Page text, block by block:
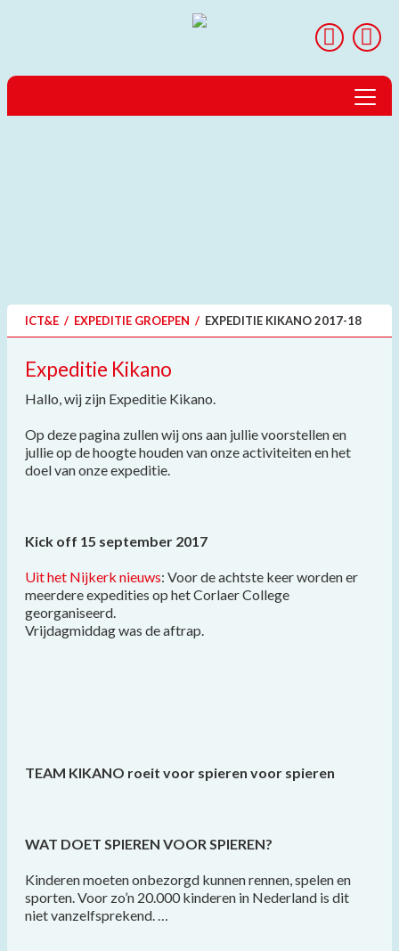
peerScholar
ICT&E / EXPEDITIE GROEPEN / EXPEDITIE KIKANO 2017-18
Expeditie Kikano
Hallo, wij zijn Expeditie Kikano.
Op deze pagina zullen wij ons aan jullie voorstellen en
jullie op de hoogte houden van onze activiteiten en het
doel van onze expeditie.
Kick off 15 september 2017
Uit het Nijkerk nieuws: Voor de achtste keer worden er
meerdere expedities op het Corlaer College
georganiseerd.
Vrijdagmiddag was de aftrap.
TEAM KIKANO roeit voor spieren voor spieren
WAT DOET SPIEREN VOOR SPIEREN?
Kinderen moeten onbezorgd kunnen rennen, spelen en
sporten. Voor zo’n 20.000 kinderen in Nederland is dit
niet vanzelfsprekend. …